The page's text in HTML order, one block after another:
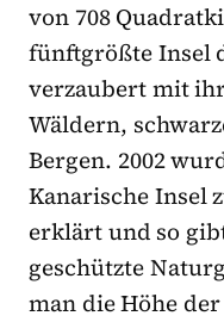
von 708
fünftgrößte Insel
verzaubert mit
Wäldern,
Bergen. 2002
Kanarische Insel
erklärt und so
geschützte
man die Höhe